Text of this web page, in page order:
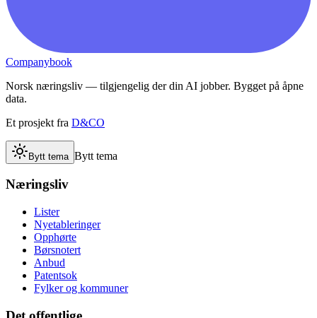
Companybook
Norsk næringsliv — tilgjengelig der din AI jobber. Bygget på åpne
data.
Et prosjekt fra D&CO
Bytt tema Bytt tema
Næringsliv
Lister
Nyetableringer
Opphørte
Børsnotert
Anbud
Patentsok
Fylker og kommuner